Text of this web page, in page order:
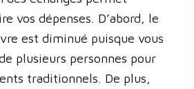
vos dépenses. D’abord, le
est diminué puisque vous
plusieurs personnes pour
traditionnels. De plus,